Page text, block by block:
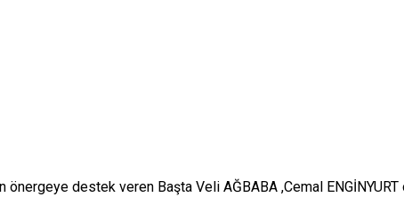
destek veren Başta Veli AĞBABA ,Cemal